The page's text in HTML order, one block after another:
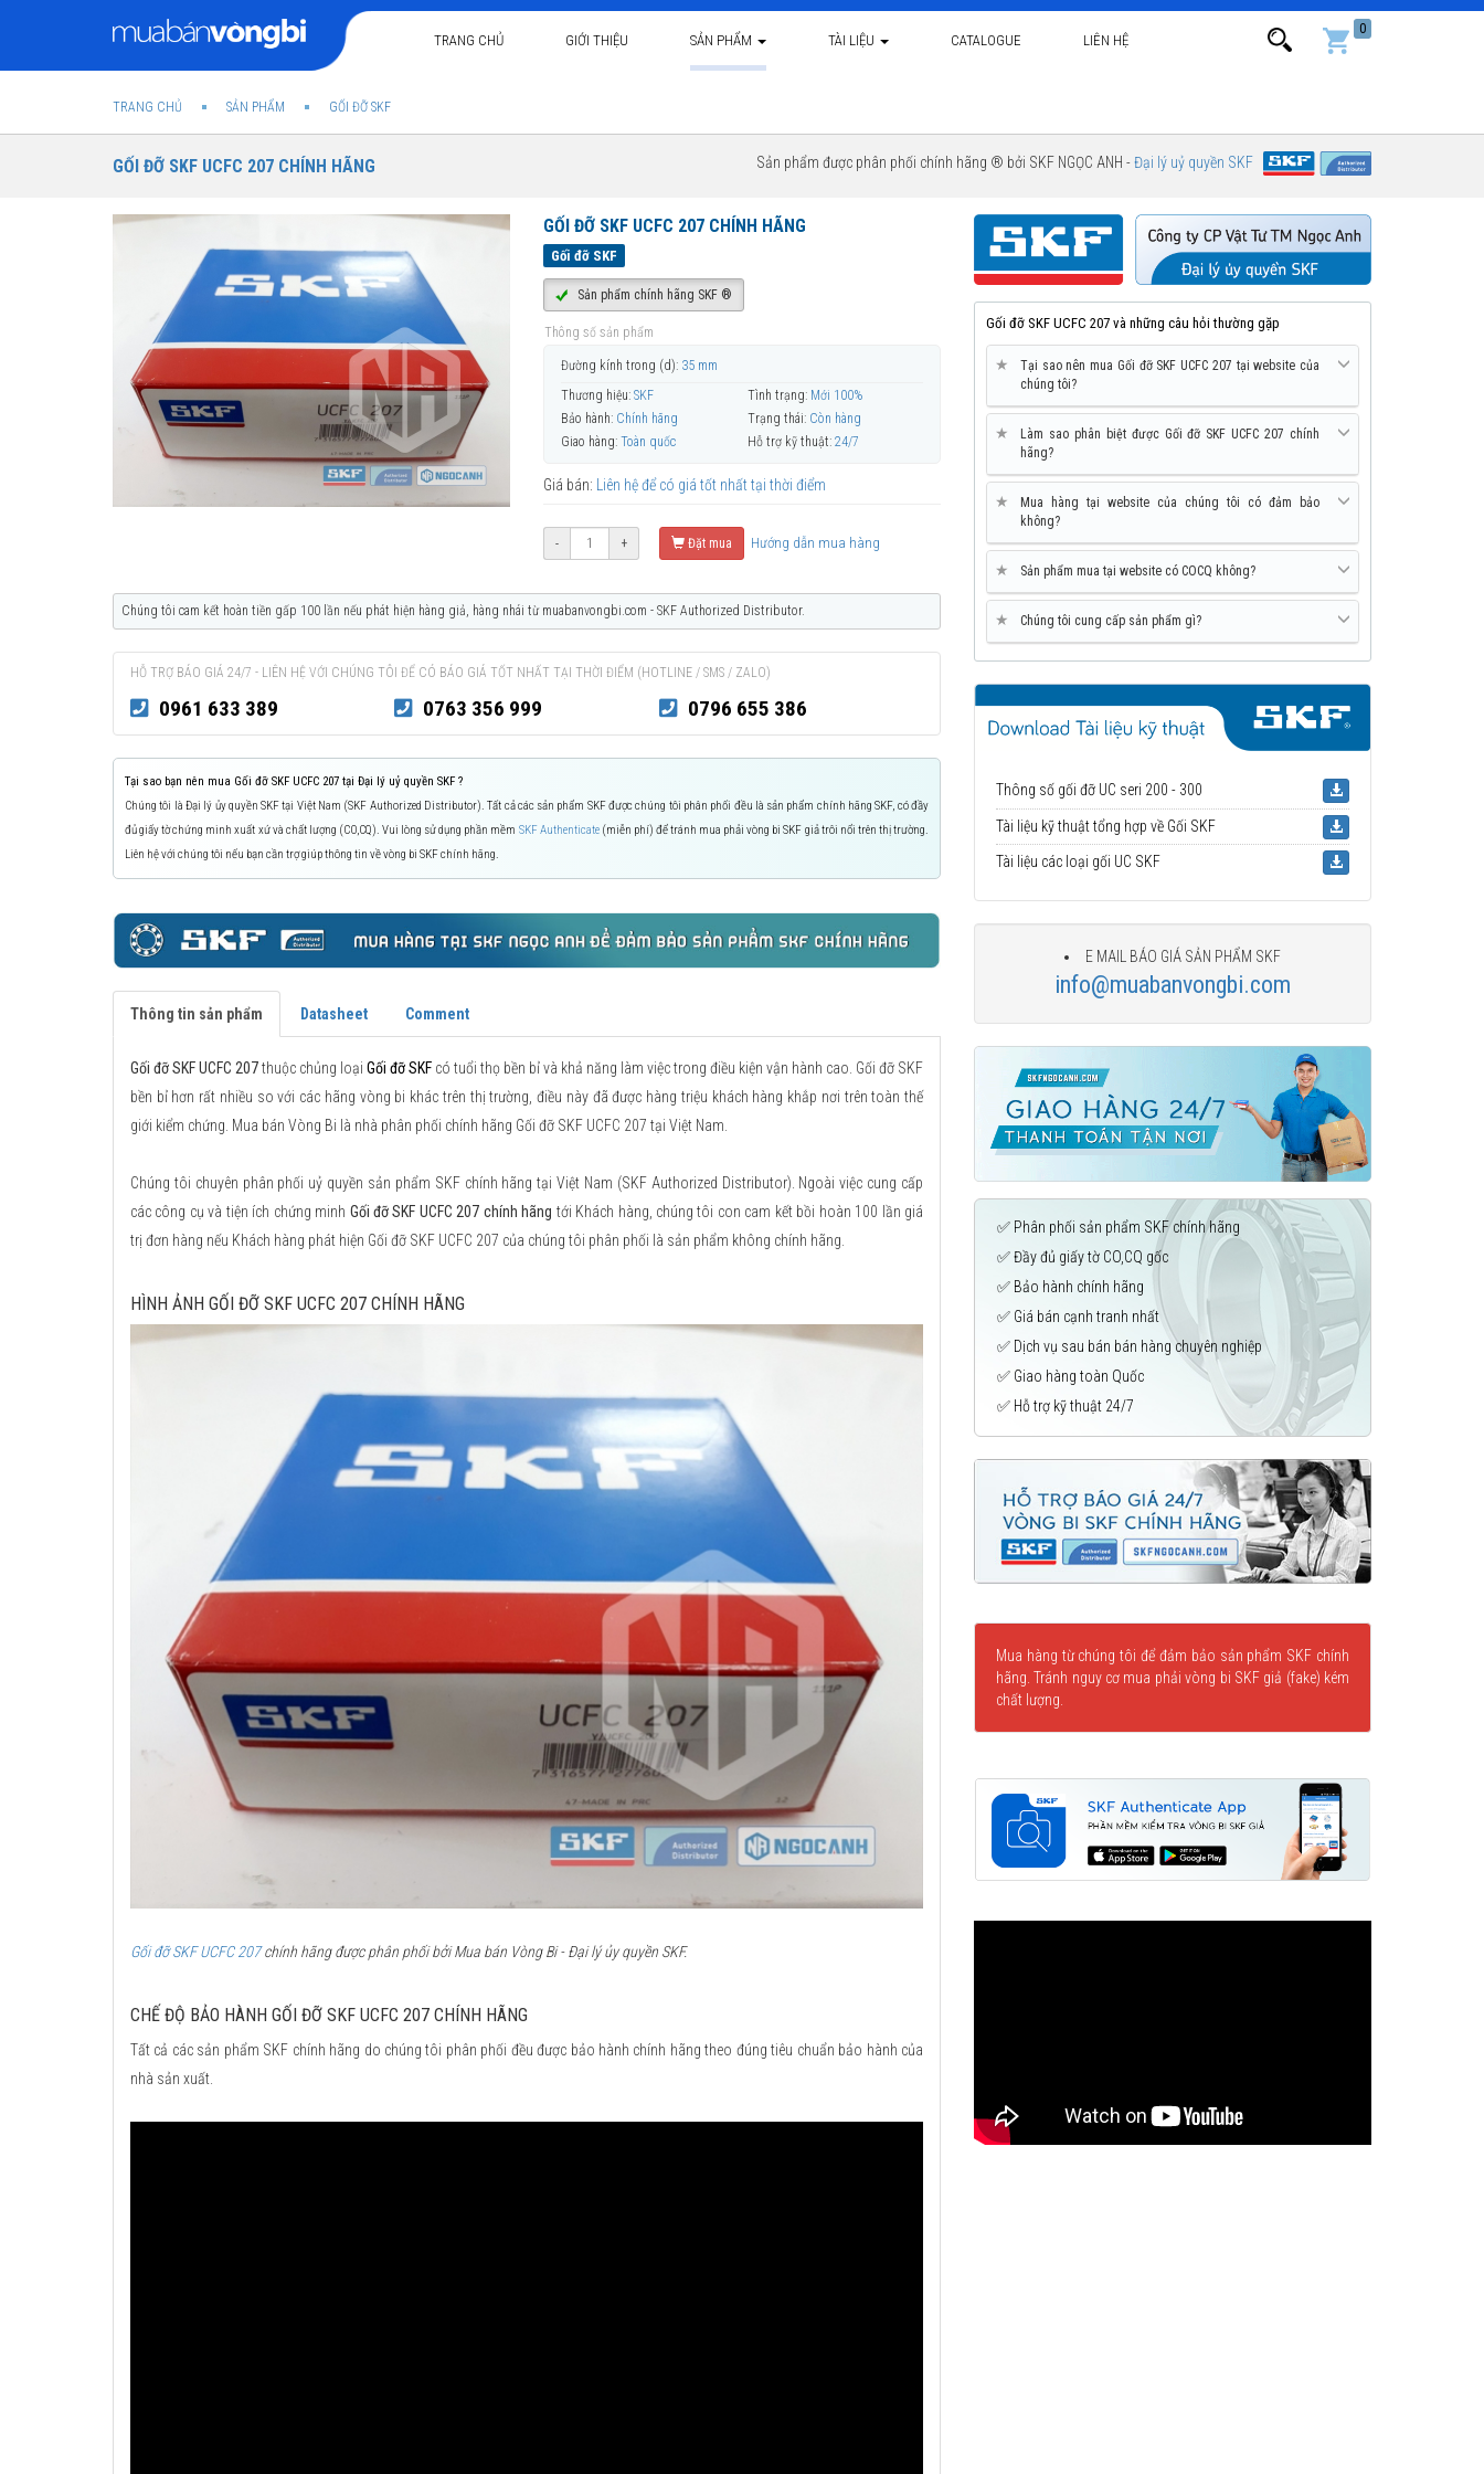
TRANG CHỦ GIỚI THIỆU SẢN PHẨM TÀI LIỆU CATALOGUE LIÊN HỆ
0
TRANG CHỦ SẢN PHẨM GỐI ĐỠ SKF
GỐI ĐỠ SKF UCFC 207 CHÍNH HÃNG Sản phẩm được phân phối chính hãng ® bởi SKF NGỌC ANH -Đại lý uỷ quyền SKF
GỐI ĐỠ SKF UCFC 207 CHÍNH HÃNG
Gối đỡ SKF
Sản phẩm chính hãng SKF ®
Thông số sản phẩm
Đường kính trong (d): 35 mm
Thương hiệu: SKF Tình trạng: Mới 100%
Bảo hành: Chính hãng Trạng thái: Còn hàng
Giao hàng: Toàn quốc Hỗ trợ kỹ thuật: 24/7
Giá bán: Liên hệ để có giá tốt nhất tại thời điểm
- + Đặt mua Hướng dẫn mua hàng
Chúng tôi cam kết hoàn tiền gấp 100 lần nếu phát hiện hàng giả, hàng nhái từ muabanvongbi.com - SKF Authorized Distributor.
HỖ TRỢ BÁO GIÁ 24/7 - LIÊN HỆ VỚI CHÚNG TÔI ĐỂ CÓ BÁO GIÁ TỐT NHẤT TẠI THỜI ĐIỂM (HOTLINE / SMS / ZALO)
0961 633 389 0763 356 999 0796 655 386
Tại sao bạn nên mua Gối đỡ SKF UCFC 207 tại Đại lý uỷ quyền SKF ?
Chúng tôi là Đại lý ủy quyền SKF tại Việt Nam (SKF Authorized Distributor). Tất cả các sản phẩm SKF được chúng tôi phân phối đều là sản phẩm chính hãng SKF, có đầy
đủ giấy tờ chứng minh xuất xứ và chất lượng (CO,CQ). Vui lòng sử dụng phần mềm SKF Authenticate(miễn phí) để tránh mua phải vòng bi SKF giả trôi nổi trên thị trường.
Liên hệ với chúng tôi nếu bạn cần trợ giúp thông tin về vòng bi SKF chính hãng.
Thông tin sản phẩm Datasheet Comment
Gối đỡ SKF UCFC 207thuộc chủng loại Gối đỡ SKF có tuổi thọ bền bỉ và khả năng làm việc trong điều kiện vận hành cao. Gối đỡ SKF
bền bỉ hơn rất nhiều so với các hãng vòng bi khác trên thị trường, điều này đã được hàng triệu khách hàng khắp nơi trên toàn thế
giới kiểm chứng. Mua bán Vòng Bi là nhà phân phối chính hãng Gối đỡ SKF UCFC 207 tại Việt Nam.
Chúng tôi chuyên phân phối uỷ quyền sản phẩm SKF chính hãng tại Việt Nam (SKF Authorized Distributor). Ngoài việc cung cấp
các công cụ và tiện ích chứng minh Gối đỡ SKF UCFC 207 chính hãng tới Khách hàng, chúng tôi con cam kết bồi hoàn 100 lần giá
trị đơn hàng nếu Khách hàng phát hiện Gối đỡ SKF UCFC 207 của chúng tôi phân phối là sản phẩm không chính hãng.
HÌNH ẢNH GỐI ĐỠ SKF UCFC 207 CHÍNH HÃNG
Gối đỡ SKF UCFC 207chính hãng được phân phối bởi Mua bán Vòng Bi - Đại lý ủy quyền SKF.
CHẾ ĐỘ BẢO HÀNH GỐI ĐỠ SKF UCFC 207 CHÍNH HÃNG
Tất cả các sản phẩm SKF chính hãng do chúng tôi phân phối đều được bảo hành chính hãng theo đúng tiêu chuẩn bảo hành của
nhà sản xuất.
Gối đỡ SKF UCFC 207 và những câu hỏi thường gặp
★
Tại sao nên mua Gối đỡ SKF UCFC 207 tại website của
chúng tôi?
★
Làm sao phân biệt được Gối đỡ SKF UCFC 207 chính
hãng?
★
Mua hàng tại website của chúng tôi có đảm bảo
không?
★ Sản phẩm mua tại website có COCQ không?
★ Chúng tôi cung cấp sản phẩm gì?
Thông số gối đỡ UC seri 200 - 300
Tài liệu kỹ thuật tổng hợp về Gối SKF
Tài liệu các loại gối UC SKF
E MAIL BÁO GIÁ SẢN PHẨM SKF
info@muabanvongbi.com
✅ Phân phối sản phẩm SKF chính hãng
✅ Đầy đủ giấy tờ CO,CQ gốc
✅ Bảo hành chính hãng
✅ Giá bán cạnh tranh nhất
✅ Dịch vụ sau bán bán hàng chuyên nghiệp
✅ Giao hàng toàn Quốc
✅ Hỗ trợ kỹ thuật 24/7
Mua hàng từ chúng tôi để đảm bảo sản phẩm SKF chính
hãng. Tránh nguy cơ mua phải vòng bi SKF giả (fake) kém
chất lượng.